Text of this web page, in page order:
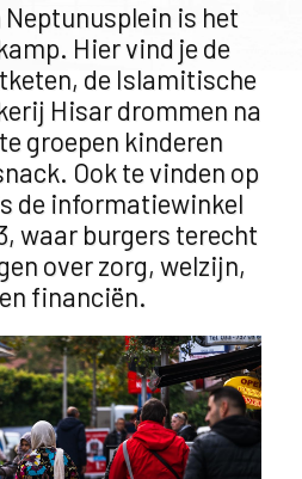
is het
Hier vind je de
de Islamitische
Hisar drommen na
groepen kinderen
Ook te vinden op
de informatiewinkel
waar burgers terecht
over zorg, welzijn,
financiën.